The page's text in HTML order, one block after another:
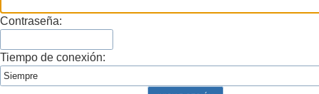
Contraseña:
Tiempo de conexión: